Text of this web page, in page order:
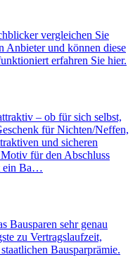
vergleichen Sie
Anbieter und können diese
erfahren Sie hier.
– ob für sich selbst,
für Nichten/Neffen,
und sicheren
für den Abschluss
ein Ba…
Bausparen sehr genau
zu Vertragslaufzeit,
Bausparprämie.